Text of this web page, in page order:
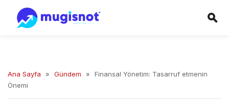
Ana Sayfa » Gündem »
Finansal Yönetim: Tasarruf etmenin
Önemi